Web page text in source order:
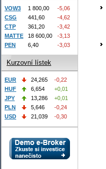
VOW3 1 800,00
-5,06
CSG
441,60
-4,62
CTP
361,20
-3,42
MATTE
18 600,00
-3,13
PEN
6,40 -3,03
Kurzovní lístek
EUR 24,265
-0,22
HUF
6,654
+0,01
JPY
13,286
+0,01
PLN
5,646
-0,24
USD
21,039 -0,30